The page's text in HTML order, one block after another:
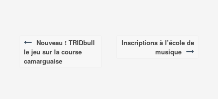
Post
navigation
Nouveau ! TRIDbull
le jeu sur la course
camarguaise
Inscriptions à l’école de
musique